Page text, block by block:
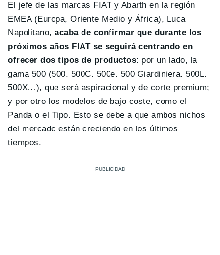
El jefe de las marcas FIAT y Abarth en la región
EMEA (Europa, Oriente Medio y África), Luca
Napolitano,acaba de confirmar que durante los
próximos años FIAT se seguirá centrando en
ofrecer dos tipos de productos: por un lado, la
gama 500 (500, 500C, 500e, 500 Giardiniera, 500L,
500X…), que será aspiracional y de corte premium;
y por otro los modelos de bajo coste, como el
Panda o el Tipo. Esto se debe a que ambos nichos
del mercado están creciendo en los últimos
tiempos.